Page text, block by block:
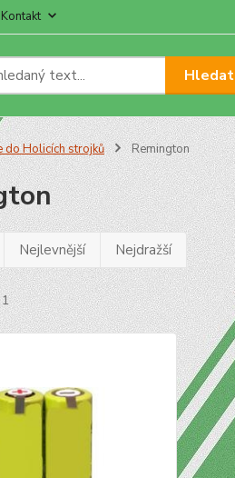
Kontakt
Hledat
do Holicích strojků Remington
Nejlevnější Nejdražší